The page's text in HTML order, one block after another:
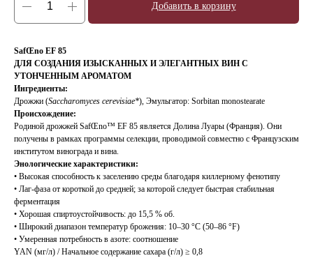
Добавить в корзину
SafŒno EF 85
ДЛЯ СОЗДАНИЯ ИЗЫСКАННЫХ И ЭЛЕГАНТНЫХ ВИН С
УТОНЧЕННЫМ АРОМАТОМ
Ингредиенты:
Дрожжи (Saccharomyces cerevisiae*), Эмульгатор: Sorbitan monostearate
Происхождение:
Родиной дрожжей SafŒno™ EF 85 является Долина Луары (Франция). Они
получены в рамках программы селекции, проводимой совместно с Французским
институтом винограда и вина.
Энологические характеристики:
• Высокая способность к заселению среды благодаря киллерному фенотипу
• Лаг-фаза от короткой до средней; за которой следует быстрая стабильная
ферментация
• Хорошая спиртоустойчивость: до 15,5 % об.
• Широкий диапазон температур брожения: 10–30 °C (50–86 °F)
• Умеренная потребность в азоте: cоотношение
YAN (мг/л) / Начальное содержание сахара (г/л) ≥ 0,8